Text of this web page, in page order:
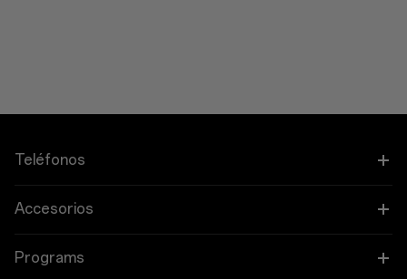
Teléfonos
OnePlus 15
Accesorios
Tableta
Programs